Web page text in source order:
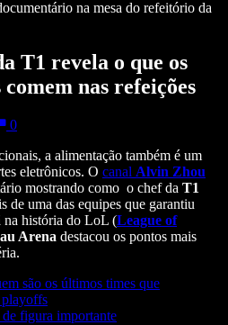
T1 revela o que os
nas refeições
0
a alimentação também é um
eletrônicos. O canal Alvin Zhou
mostrando como o chef da T1
de uma das equipes que garantiu
na história do LoL (League of
Arena destacou os pontos mais
são os últimos times que
playoffs
figura importante